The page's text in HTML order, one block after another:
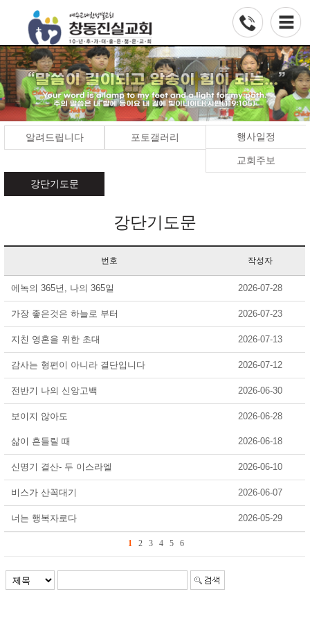
알려드립니다 포토갤러리 행사일정
교회주보
강단기도문
강단기도문
번호 작성자
에녹의 365년, 나의 365일 2026-07-28
가장 좋은것은 하늘로 부터 2026-07-23
지친 영혼을 위한 초대 2026-07-13
감사는 형편이 아니라 결단입니다 2026-07-12
전반기 나의 신앙고백 2026-06-30
보이지 않아도 2026-06-28
삶이 흔들릴 때 2026-06-18
신명기 결산- 두 이스라엘 2026-06-10
비스가 산꼭대기 2026-06-07
너는 행복자로다 2026-05-29
1 2 3 4 5 6